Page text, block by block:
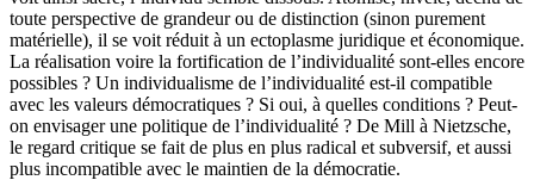
toute perspective de grandeur ou de distinction (sinon purement
matérielle), il se voit réduit à un ectoplasme juridique et économique.
La réalisation voire la fortification de l’individualité sont-elles encore
possibles ? Un individualisme de l’individualité est-il compatible
avec les valeurs démocratiques ? Si oui, à quelles conditions ? Peut-
on envisager une politique de l’individualité ? De Mill à Nietzsche,
le regard critique se fait de plus en plus radical et subversif, et aussi
plus incompatible avec le maintien de la démocratie.